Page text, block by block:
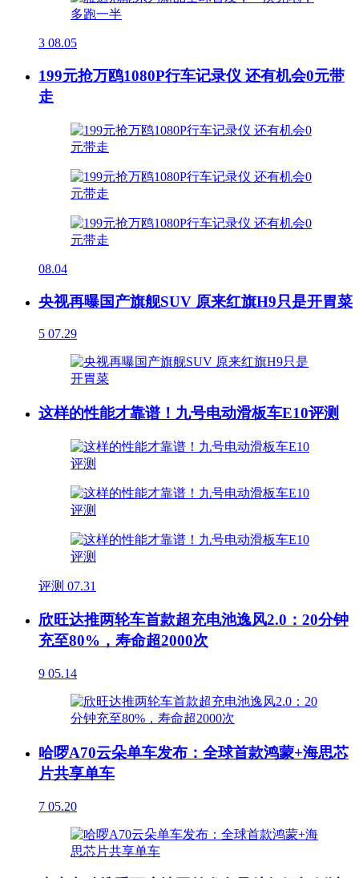
3 08.05
199元抢万鸥1080P行车记录仪 还有机会0元带
走
08.04
央视再曝国产旗舰SUV 原来红旗H9只是开胃菜
5 07.29
这样的性能才靠谱！九号电动滑板车E10评测
评测 07.31
欣旺达推两轮车首款超充电池逸风2.0：20分钟
充至80%，寿命超2000次
9 05.14
哈啰A70云朵单车发布：全球首款鸿蒙+海思芯
片共享单车
7 05.20